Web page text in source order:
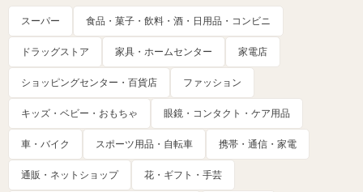
スーパー 食品・菓子・飲料・酒・日用品・コンビニ
ドラッグストア 家具・ホームセンター 家電店
ショッピングセンター・百貨店 ファッション
キッズ・ベビー・おもちゃ 眼鏡・コンタクト・ケア用品
車・バイク スポーツ用品・自転車 携帯・通信・家電
通販・ネットショップ 花・ギフト・手芸